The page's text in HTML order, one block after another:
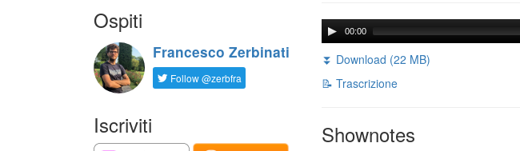
Ospiti
Francesco Zerbinati
Follow @zerbfra
Iscriviti
00:00
⏬ Download (22 MB)
📝 Trascrizione
Shownotes